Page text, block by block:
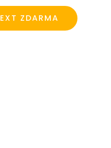
ZDARMA